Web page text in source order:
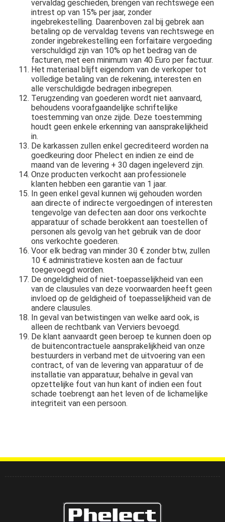
vervaldag geschieden, brengen van rechtswege een
intrest op van 15% per jaar, zonder
ingebrekestelling. Daarenboven zal bij gebrek aan
betaling op de vervaldag tevens van rechtswege en
zonder ingebrekestelling een forfaitaire vergoeding
verschuldigd zijn van 10% op het bedrag van de
facturen, met een minimum van 40 Euro per factuur.
Het materiaal blijft eigendom van de verkoper tot
volledige betaling van de rekening, interesten en
alle verschuldigde bedragen inbegrepen.
Terugzending van goederen wordt niet aanvaard,
behoudens voorafgaandelijke schriftelijke
toestemming van onze zijde. Deze toestemming
houdt geen enkele erkenning van aansprakelijkheid
in.
De karkassen zullen enkel gecrediteerd worden na
goedkeuring door Phelect en indien ze eind de
maand van de levering + 30 dagen ingeleverd zijn.
Onze producten verkocht aan professionele
klanten hebben een garantie van 1 jaar.
In geen enkel geval kunnen wij gehouden worden
aan directe of indirecte vergoedingen of interesten
tengevolge van defecten aan door ons verkochte
apparatuur of schade berokkent aan toestellen of
personen als gevolg van het gebruik van de door
ons verkochte goederen.
Voor elk bedrag van minder 30 € zonder btw, zullen
10 € administratieve kosten aan de factuur
toegevoegd worden.
De ongeldigheid of niet-toepasselijkheid van een
van de clausules van deze voorwaarden heeft geen
invloed op de geldigheid of toepasselijkheid van de
andere clausules.
In geval van betwistingen van welke aard ook, is
alleen de rechtbank van Verviers bevoegd.
De klant aanvaardt geen beroep te kunnen doen op
de buitencontractuele aansprakelijkheid van onze
bestuurders in verband met de uitvoering van een
contract, of van de levering van apparatuur of de
installatie van apparatuur, behalve in geval van
opzettelijke fout van hun kant of indien een fout
schade toebrengt aan het leven of de lichamelijke
integriteit van een persoon.